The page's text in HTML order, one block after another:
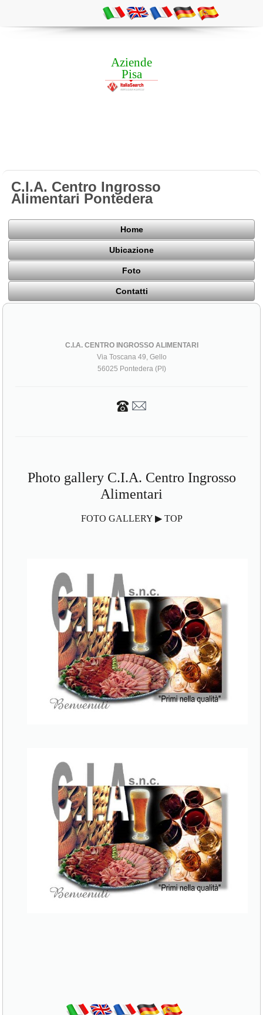
Aziende
Pisa
C.I.A. Centro Ingrosso
Alimentari Pontedera
Home
Ubicazione
Foto
Contatti
C.I.A. CENTRO INGROSSO ALIMENTARI
Via Toscana 49, Gello
56025 Pontedera (PI)
Photo gallery C.I.A. Centro Ingrosso
Alimentari
FOTO GALLERY ▶ TOP